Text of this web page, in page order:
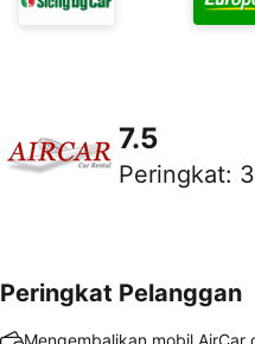
7.5
Peringkat:
Peringkat Pelanggan
Mengembalikan mobil